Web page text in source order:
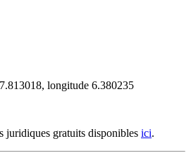
longitude 6.380235
juridiques gratuits disponibles ici.